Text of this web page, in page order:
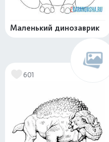
Маленький динозаврик
601